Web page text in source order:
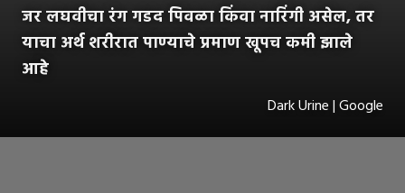
जर लघवीचा रंग गडद पिवळा किंवा नारिंगी असेल, तर
याचा अर्थ शरीरात पाण्याचे प्रमाण खूपच कमी झाले
आहे
Dark Urine | Google